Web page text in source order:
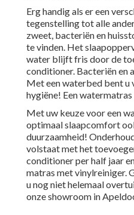
Erg handig als er een
tegenstelling tot alle
zweet, bacteriën en
te vinden. Het
water blijft fris door de
conditioner. Bacteriën en
Met een waterbed bent u
hygiëne! Een
Met uw keuze voor een
optimaal slaapcomfort
duurzaamheid!
volstaat met het
conditioner per half jaar
matras met vinylreiniger.
u nog niet helemaal
onze showroom in